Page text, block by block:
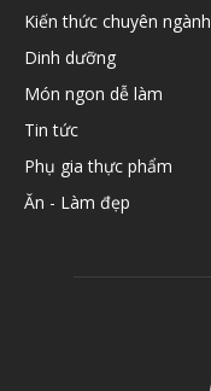
Kiến thức chuyên ngành
Dinh dưỡng
Món ngon dễ làm
Tin tức
Phụ gia thực phẩm
Ăn - Làm đẹp